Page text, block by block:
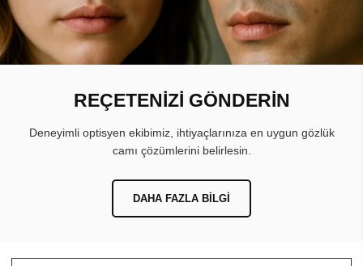
REÇETENİZİ GÖNDERİN
Deneyimli optisyen ekibimiz, ihtiyaçlarınıza en uygun gözlük
camı çözümlerini belirlesin.
DAHA FAZLA BILGI